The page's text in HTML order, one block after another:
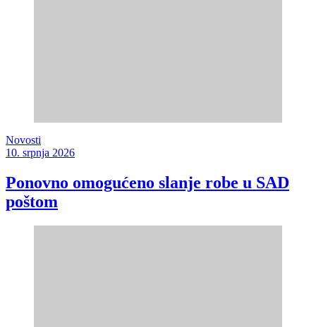
Novosti
10. srpnja 2026
Ponovno omogućeno slanje robe u SAD
poštom